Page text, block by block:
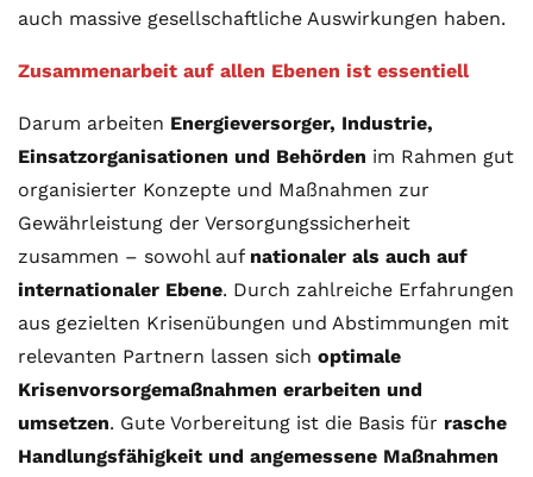
auch massive gesellschaftliche Auswirkungen haben.
Zusammenarbeit auf allen Ebenen ist essentiell
Darum arbeiten Energieversorger, Industrie,
Einsatzorganisationen und Behörden im Rahmen gut
organisierter Konzepte und Maßnahmen zur
Gewährleistung der Versorgungssicherheit
zusammen – sowohl auf nationaler als auch auf
internationaler Ebene. Durch zahlreiche Erfahrungen
aus gezielten Krisenübungen und Abstimmungen mit
relevanten Partnern lassen sich optimale
Krisenvorsorgemaßnahmen erarbeiten und
umsetzen. Gute Vorbereitung ist die Basis für rasche
Handlungsfähigkeit und angemessene Maßnahmen